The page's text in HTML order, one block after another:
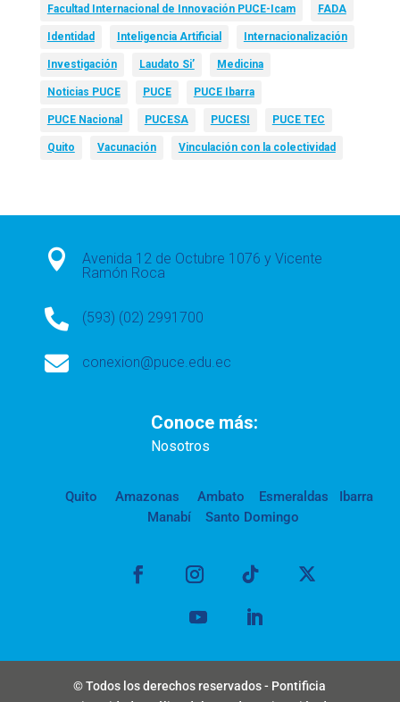
Facultad Internacional de Innovación PUCE-Icam FADA
Identidad Inteligencia Artificial Internacionalización
Investigación Laudato Si’ Medicina
Noticias PUCE PUCE PUCE Ibarra
PUCE Nacional PUCESA PUCESI PUCE TEC
Quito Vacunación Vinculación con la colectividad

Avenida 12 de Octubre 1076 y Vicente
Ramón Roca
 (593) (02) 2991700
 conexion@puce.edu.ec
Conoce más:
Nosotros
Quito Amazonas Ambato Esmeraldas
Ibarra
Manabí
Santo Domingo
© Todos los derechos reservados - Pontificia